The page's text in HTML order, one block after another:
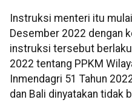
Instruksi menteri itu
Desember 2022 dengan
instruksi tersebut
2022 tentang PPKM
Inmendagri 51 Tahun
dan Bali dinyatakan tidak